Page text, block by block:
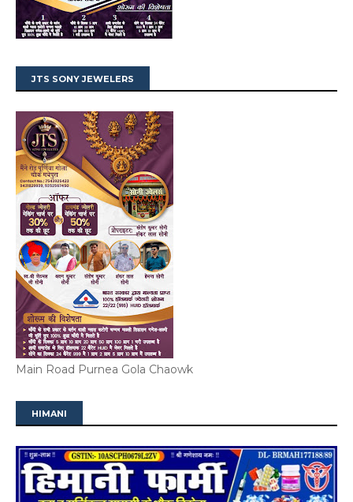
JTS SONY JEWELERS
Main Road Purnea Gola Chaowk
HIMANI